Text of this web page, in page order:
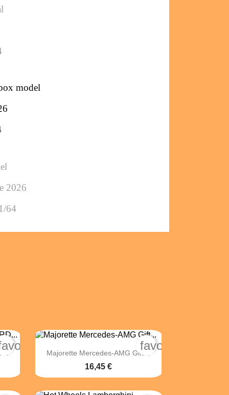
model
2026
64
 Vista rápida
Majorette Mercedes-AMG Gift...
16,45 €
favorite_border